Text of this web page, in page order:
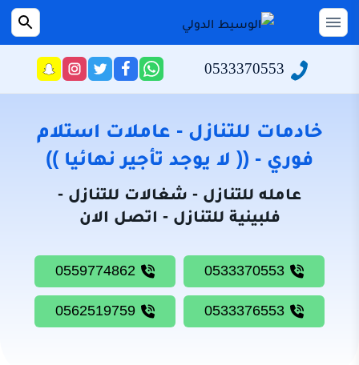
التجاوز
إلى
القائمة
الرئيسية
سياسة
الخصوصية
نحن
للتنازل
شغالات
للتنازل
بحث
0533370553
راسلنا
عبر
تابعنا
على
فيسبوك
تابعنا
على
تويتر
تابعنا
على
انستجرام
خادمات للتنازل - عاملات استلام
فوري - (( لا يوجد تأجير نهائيا ))
عامله للتنازل - شغالات للتنازل -
فلبينية للتنازل - اتصل الان